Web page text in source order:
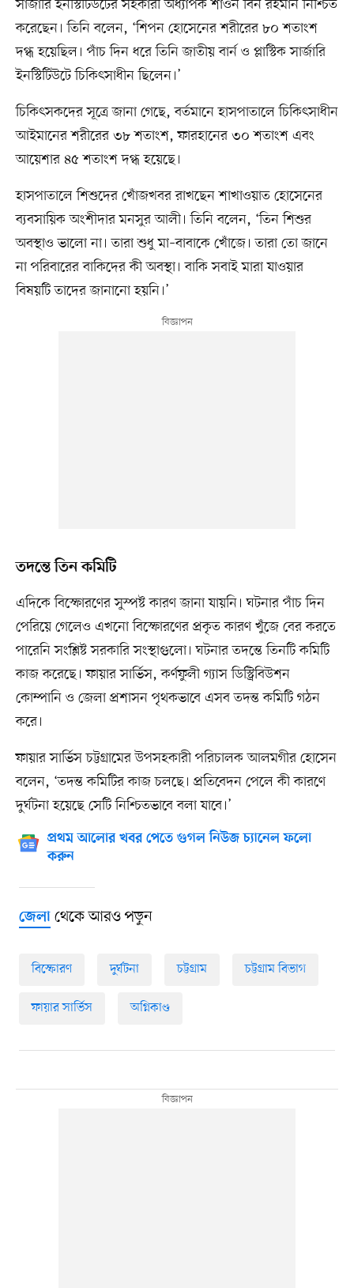
সার্জারি ইনস্টিটিউটের সহকারী অধ্যাপক শাওন বিন রহমান নিশ্চিত
করেছেন। তিনি বলেন, ‘শিপন হোসেনের শরীরের ৮০ শতাংশ
দগ্ধ হয়েছিল। পাঁচ দিন ধরে তিনি জাতীয় বার্ন ও প্লাস্টিক সার্জারি
ইনস্টিটিউটে চিকিৎসাধীন ছিলেন।’
চিকিৎসকদের সূত্রে জানা গেছে, বর্তমানে হাসপাতালে চিকিৎসাধীন
আইমানের শরীরের ৩৮ শতাংশ, ফারহানের ৩০ শতাংশ এবং
আয়েশার ৪৫ শতাংশ দগ্ধ হয়েছে।
হাসপাতালে শিশুদের খোঁজখবর রাখছেন শাখাওয়াত হোসেনের
ব্যবসায়িক অংশীদার মনসুর আলী। তিনি বলেন, ‘তিন শিশুর
অবস্থাও ভালো না। তারা শুধু মা–বাবাকে খোঁজে। তারা তো জানে
না পরিবারের বাকিদের কী অবস্থা। বাকি সবাই মারা যাওয়ার
বিষয়টি তাদের জানানো হয়নি।’
তদন্তে তিন কমিটি
এদিকে বিস্ফোরণের সুস্পষ্ট কারণ জানা যায়নি। ঘটনার পাঁচ দিন
পেরিয়ে গেলেও এখনো বিস্ফোরণের প্রকৃত কারণ খুঁজে বের করতে
পারেনি সংশ্লিষ্ট সরকারি সংস্থাগুলো। ঘটনার তদন্তে তিনটি কমিটি
কাজ করেছে। ফায়ার সার্ভিস, কর্ণফুলী গ্যাস ডিস্ট্রিবিউশন
কোম্পানি ও জেলা প্রশাসন পৃথকভাবে এসব তদন্ত কমিটি গঠন
করে।
ফায়ার সার্ভিস চট্টগ্রামের উপসহকারী পরিচালক আলমগীর হোসেন
বলেন, ‘তদন্ত কমিটির কাজ চলছে। প্রতিবেদন পেলে কী কারণে
দুর্ঘটনা হয়েছে সেটি নিশ্চিতভাবে বলা যাবে।’
প্রথম আলোর খবর পেতে গুগল নিউজ চ্যানেল ফলো
করুন
জেলাথেকে আরও পড়ুন
বিস্ফোরণ দুর্ঘটনা চট্টগ্রাম চট্টগ্রাম বিভাগ
ফায়ার সার্ভিস অগ্নিকাণ্ড